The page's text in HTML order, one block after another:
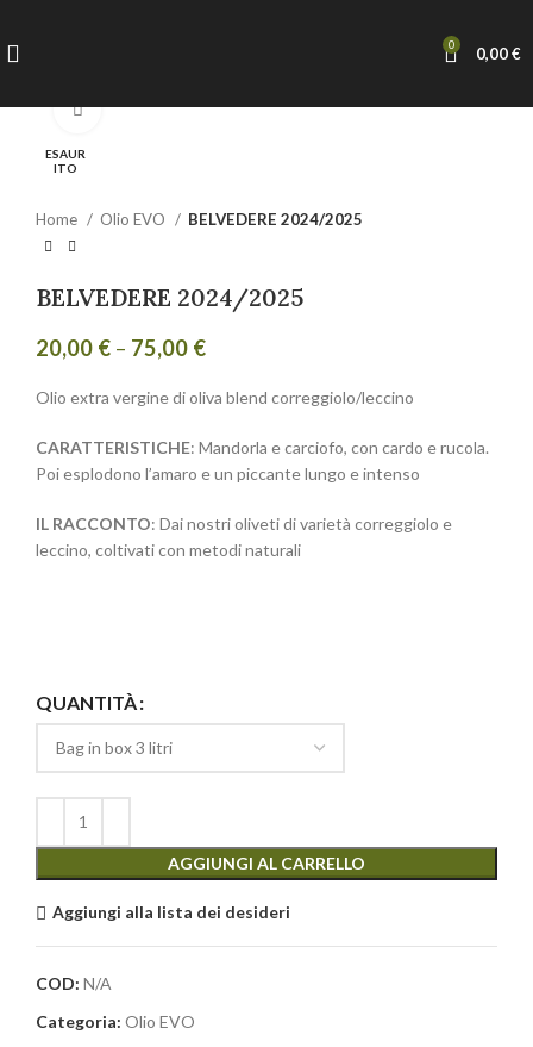
0 0,00€
ESAUR
ITO
Clicca per ingrandire
Home Olio EVO BELVEDERE 2024/2025
BELVEDERE 2024/2025
20,00 € – 75,00 €
Olio extra vergine di oliva blend correggiolo/leccino
CARATTERISTICHE: Mandorla e carciofo, con cardo e rucola.
Poi esplodono l’amaro e un piccante lungo e intenso
IL RACCONTO: Dai nostri oliveti di varietà correggiolo e
leccino, coltivati con metodi naturali
QUANTITÀ
AGGIUNGI AL CARRELLO
Aggiungi alla lista dei desideri
COD: N/A
Categoria: Olio EVO